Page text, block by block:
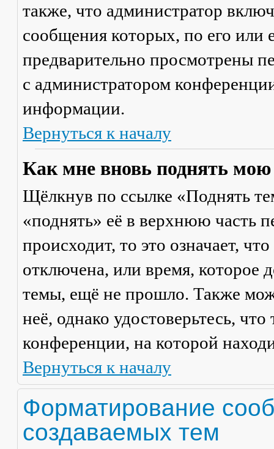
также, что администратор
сообщения которых, по его
предварительно просмотрены
с администратором
информации.
Вернуться к началу
Как мне вновь поднять мою
Щёлкнув по ссылке «Поднять
«поднять» её в верхнюю часть
происходит, то это означает,
отключена, или время, которое
темы, ещё не прошло. Также
неё, однако удостоверьтесь,
конференции, на которой
Вернуться к началу
Форматирование
создаваемых тем